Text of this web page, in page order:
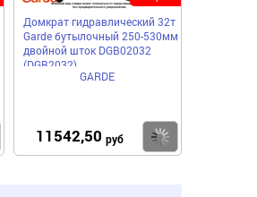
Купить
Домкрат гидравлический 32т
Garde бутылочный 250-530мм
двойной шток DGB02032
(DGB2032)
GARDE
11542,50 руб